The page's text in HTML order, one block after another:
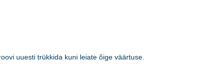
uuesti trükkida kuni leiate õige väärtuse.